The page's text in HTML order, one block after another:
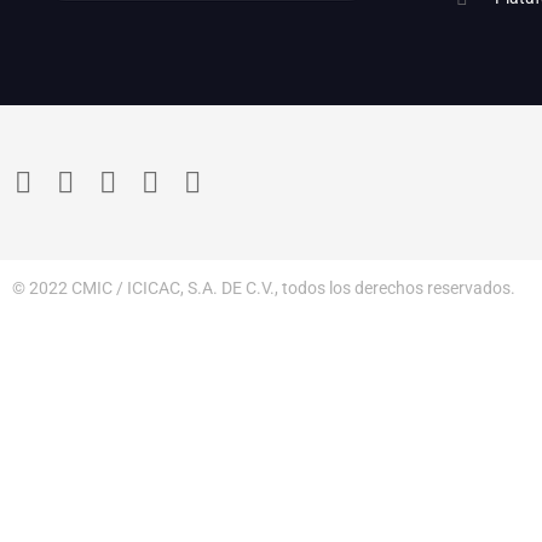
© 2022 CMIC / ICICAC, S.A. DE C.V., todos los derechos reservados.